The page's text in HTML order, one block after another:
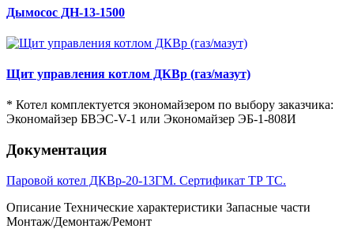
Дымосос ДН-13-1500
Щит управления котлом ДКВр (газ/мазут)
* Котел комплектуется экономайзером по выбору заказчика:
Экономайзер БВЭС-V-1 или Экономайзер ЭБ-1-808И
Документация
Паровой котел ДКВр-20-13ГМ. Сертификат ТР ТС.
Описание Технические характеристики Запасные части
Монтаж/Демонтаж/Ремонт